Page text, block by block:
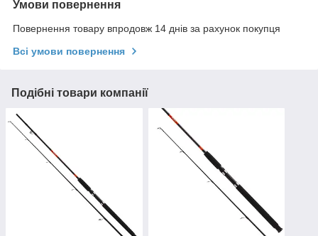
Умови повернення
Повернення товару впродовж 14 днів за рахунок покупця
Всі умови повернення
Подібні товари компанії